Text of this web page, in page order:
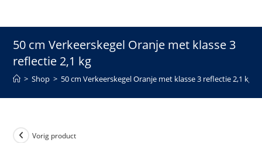
50 cm Verkeerskegel Oranje met klasse 3
reflectie 2,1 kg
> Shop > 50 cm Verkeerskegel Oranje met klasse 3 reflectie 2,1 kg
Vorig product